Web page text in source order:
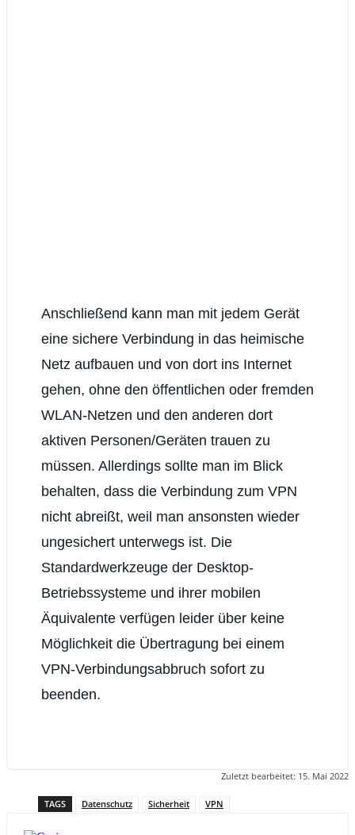
Anschließend kann man mit jedem Gerät
eine sichere Verbindung in das heimische
Netz aufbauen und von dort ins Internet
gehen, ohne den öffentlichen oder fremden
WLAN-Netzen und den anderen dort
aktiven Personen/Geräten trauen zu
müssen. Allerdings sollte man im Blick
behalten, dass die Verbindung zum VPN
nicht abreißt, weil man ansonsten wieder
ungesichert unterwegs ist. Die
Standardwerkzeuge der Desktop-
Betriebssysteme und ihrer mobilen
Äquivalente verfügen leider über keine
Möglichkeit die Übertragung bei einem
VPN-Verbindungsabbruch sofort zu
beenden.
Zuletzt bearbeitet: 15. Mai 2022
TAGS Datenschutz Sicherheit VPN